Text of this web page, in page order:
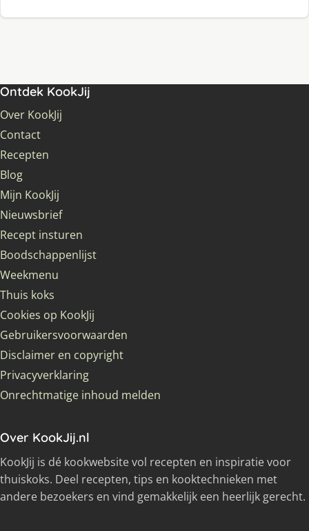
Ontdek KookJij
Over KookJij
Contact
Recepten
Blog
Mijn KookJij
Nieuwsbrief
Recept insturen
Boodschappenlijst
Weekmenu
Thuis koks
Cookies op KookJij
Gebruikersvoorwaarden
Disclaimer en copyright
Privacyverklaring
Onrechtmatige inhoud melden
Over KookJij.nl
KookJij is dé kookwebsite vol recepten en inspiratie voor
thuiskoks. Deel recepten, tips en kooktechnieken met
andere bezoekers en vind gemakkelijk een heerlijk gerecht.